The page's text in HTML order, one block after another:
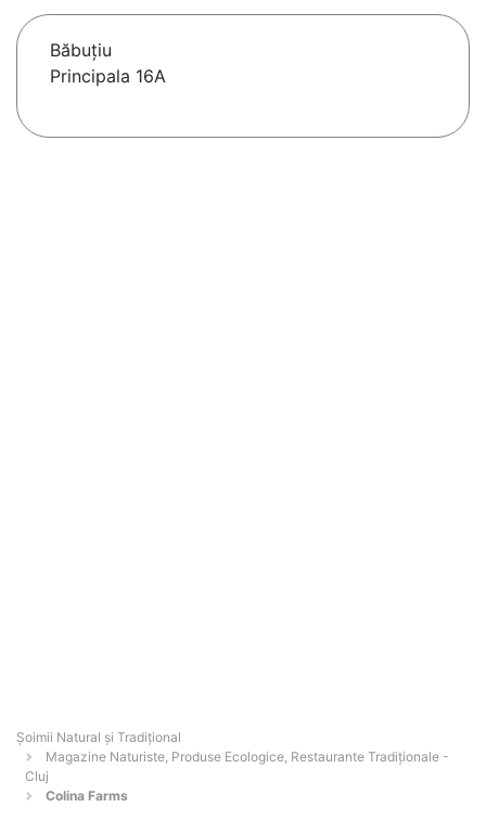
Băbuţiu
Principala 16A
Șoimii Natural și Tradițional
Magazine Naturiste, Produse Ecologice, Restaurante Tradiționale -
Cluj
Colina Farms